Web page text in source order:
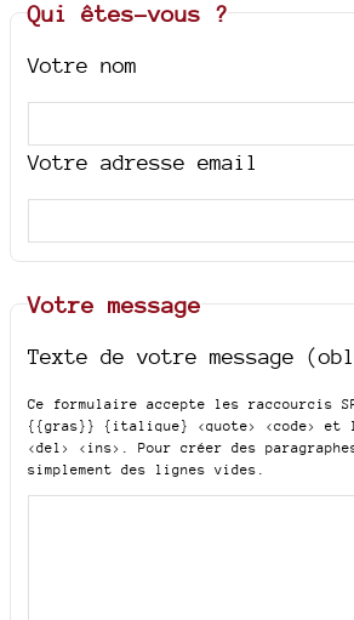
Qui êtes-vous ?
Votre nom
Votre adresse email
Votre message
Texte de votre message
Ce formulaire accepte les raccourcis
{{gras}} {italique} <quote> <code>
et
<del> <ins> . Pour créer des
simplement des lignes vides.